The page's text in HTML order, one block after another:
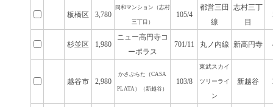
板橋区 3,780
同和マンション（志村
三丁目）
105/4
都営三田
線
志村三丁
目
杉並区 1,980
ニュー高円寺コ
ーポラス
701/11 丸ノ内線 新高円寺
越谷市 2,980
かさぷらた（CASA
PLATA）（新越谷）
103/8
東武スカイ
ツリーライ
ン
新越谷